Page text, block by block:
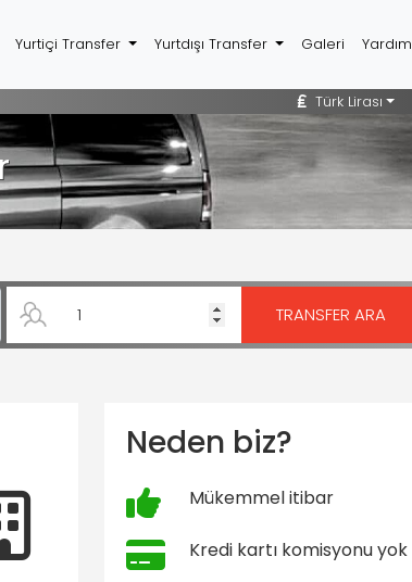
Yurtiçi Transfer Yurtdışı Transfer Galeri Yardım
Türk Lirası
Neden biz?
Mükemmel itibar
Kredi kartı komisyonu yok